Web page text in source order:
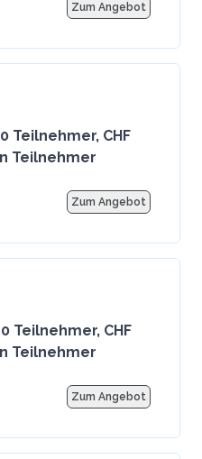
Zum Angebot
Teilnehmer, CHF
Teilnehmer
Zum Angebot
Teilnehmer, CHF
Teilnehmer
Zum Angebot